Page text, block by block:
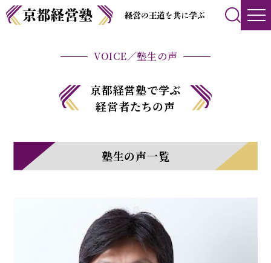
VOICE／塾生の声
京都経営塾で学ぶ
経営者たちの声
塾生の声一覧